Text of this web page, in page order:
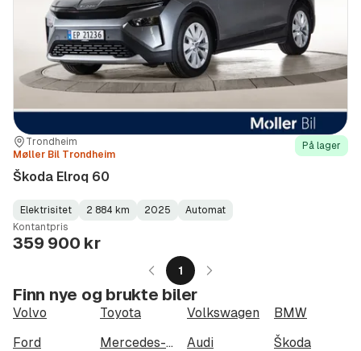
Sted:Trondheim
Forhandler:
Møller Bil Trondheim
På lager
Škoda Elroq 60
Fuel
Type:
Elektrisitet
Kilometerstand:
2 884 km
Model
Year:
2025
Gearbox
Type:
Automat
Kontantpris
359 900 kr
1
Finn nye og brukte biler
Volvo Toyota Volkswagen
BMW
Ford
Mercedes-Benz Audi
Škoda